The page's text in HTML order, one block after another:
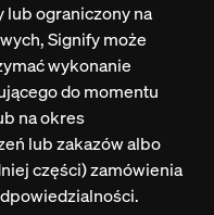
lub ograniczony na
Signify może
wykonanie
do momentu
na okres
lub zakazów albo
części) zamówienia